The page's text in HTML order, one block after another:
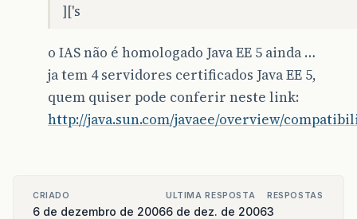
]['s
o IAS não é homologado Java EE 5 ainda …
ja tem 4 servidores certificados Java EE 5,
quem quiser pode conferir neste link:
http://java.sun.com/javaee/overview/
CRIADO
6 de dezembro de 2006
ULTIMA RESPOSTA
6 de dez. de 2006
RESPOSTAS
3